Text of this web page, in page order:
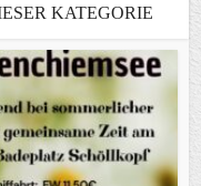
KATEGORIE